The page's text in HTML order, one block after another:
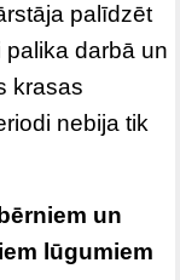
palīdzēt
darbā un
krasas
nebija tik
un
lūgumiem